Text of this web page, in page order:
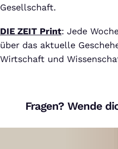
Gesellschaft.
DIE ZEIT Print: Jede
über das aktuelle
Wirtschaft und
Fragen? Wende